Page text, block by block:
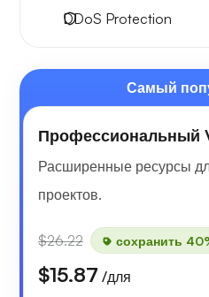
DDoS Protection
Самый
Профессиональный
Расширенные ресурсы
проектов.
$26.22 сохранить
$15.87 /для